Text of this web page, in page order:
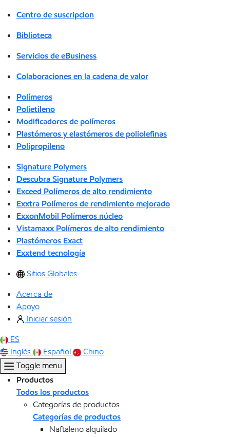
Centro de suscripcion
Biblioteca
Servicios de eBusiness
Colaboraciones en la cadena de valor
Polímeros
Polietileno
Modificadores de polímeros
Plastómeros y elastómeros de poliolefinas
Polipropileno
Signature Polymers
Descubra Signature Polymers
Exceed Polímeros de alto rendimiento
Exxtra Polímeros de rendimiento mejorado
ExxonMobil Polímeros núcleo
Vistamaxx Polímeros de alto rendimiento
Plastómeros Exact
Exxtend tecnología
Sitios Globales
Acerca de
Apoyo
Iniciar sesión
ES
Inglés
Español
Chino
Toggle menu
Productos
Todos los productos
Categorías de productos
Categorías de productos
Naftaleno alquilado